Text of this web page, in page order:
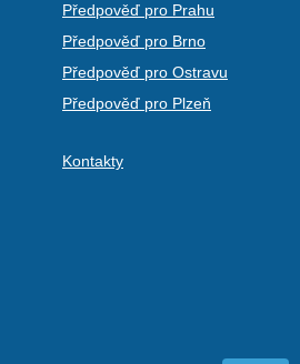
Předpověď pro Prahu
Předpověď pro Brno
Předpověď pro Ostravu
Předpověď pro Plzeň
Kontakty